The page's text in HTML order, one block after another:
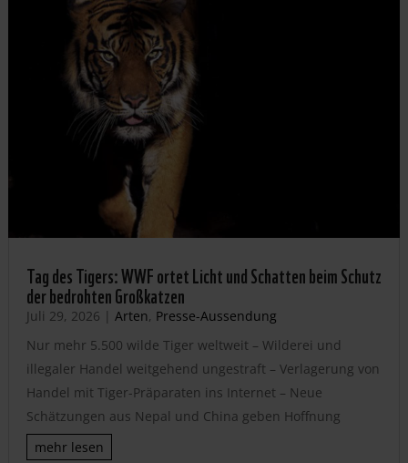
Tag des Tigers: WWF ortet Licht und Schatten beim Schutz
der bedrohten Großkatzen
Juli 29, 2026 | Arten, Presse-Aussendung
Nur mehr 5.500 wilde Tiger weltweit – Wilderei und
illegaler Handel weitgehend ungestraft – Verlagerung von
Handel mit Tiger-Präparaten ins Internet – Neue
Schätzungen aus Nepal und China geben Hoffnung
mehr lesen